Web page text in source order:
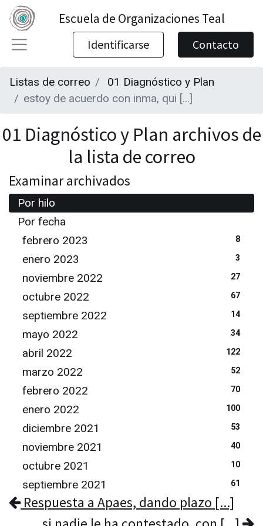
Escuela de Organizaciones Teal
Identificarse Contacto
Listas de correo
01 Diagnóstico y Plan
estoy de acuerdo con inma, qui [...]
01 Diagnóstico y Plan archivos de
la lista de correo
Examinar archivados
Por hilo
Por fecha
febrero 2023
8
enero 2023 3
noviembre 2022 27
octubre 2022 67
septiembre 2022 14
mayo 2022 34
abril 2022 122
marzo 2022 52
febrero 2022 70
enero 2022 100
diciembre 2021 53
noviembre 2021 40
octubre 2021 10
septiembre 2021 61
Respuesta a Apaes, dando plazo [...]